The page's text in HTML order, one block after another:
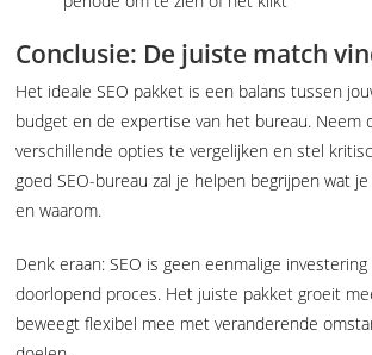
Conclusie: De juiste match
Het ideale SEO pakket is een balans tussen
budget en de expertise van het bureau. Neem
verschillende opties te vergelijken en stel
goed SEO-bureau zal je helpen begrijpen wat
en waarom.
Denk eraan: SEO is geen eenmalige
doorlopend proces. Het juiste pakket groeit
beweegt flexibel mee met veranderende